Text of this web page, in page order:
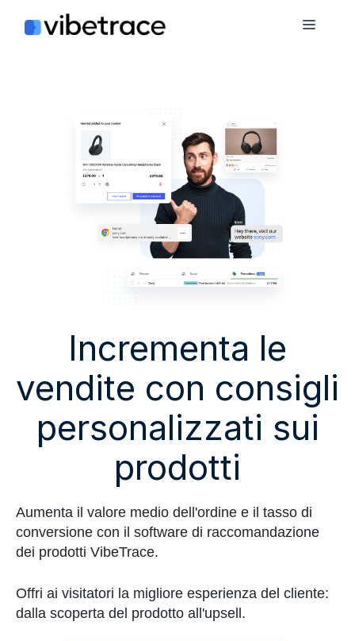
Menù
Incrementa le
vendite con consigli
personalizzati sui
prodotti
Aumenta il valore medio dell'ordine e il tasso di
conversione con il software di raccomandazione
dei prodotti VibeTrace.
Offri ai visitatori la migliore esperienza del cliente:
dalla scoperta del prodotto all'upsell.